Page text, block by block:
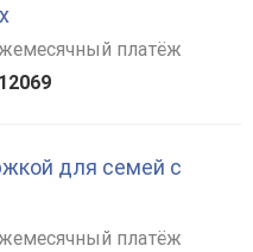
платёж
для семей с
платёж